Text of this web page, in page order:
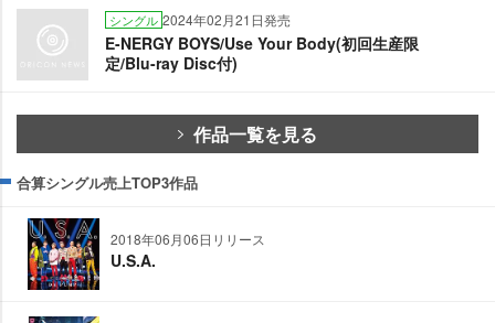
シングル 2024年02月21日発売
E-NERGY BOYS/Use Your Body(初回生産限
定/Blu-ray Disc付)
作品一覧を見る
合算シングル売上TOP3作品
2018年06月06日リリース
U.S.A.